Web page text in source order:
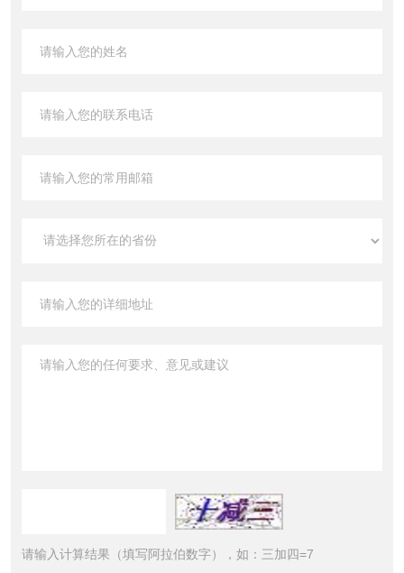
请输入计算结果（填写阿拉伯数字），如：三加四=7